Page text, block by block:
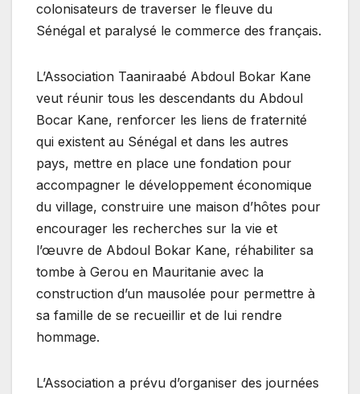
colonisateurs de traverser le fleuve du
Sénégal et paralysé le commerce des français.
L’Association Taaniraabé Abdoul Bokar Kane
veut réunir tous les descendants du Abdoul
Bocar Kane, renforcer les liens de fraternité
qui existent au Sénégal et dans les autres
pays, mettre en place une fondation pour
accompagner le développement économique
du village, construire une maison d’hôtes pour
encourager les recherches sur la vie et
l’œuvre de Abdoul Bokar Kane, réhabiliter sa
tombe à Gerou en Mauritanie avec la
construction d’un mausolée pour permettre à
sa famille de se recueillir et de lui rendre
hommage.
L’Association a prévu d’organiser des journées